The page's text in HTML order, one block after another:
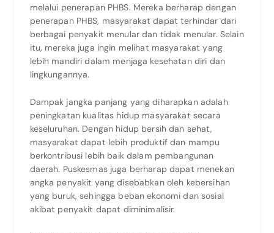
melalui penerapan PHBS. Mereka berharap dengan
penerapan PHBS, masyarakat dapat terhindar dari
berbagai penyakit menular dan tidak menular. Selain
itu, mereka juga ingin melihat masyarakat yang
lebih mandiri dalam menjaga kesehatan diri dan
lingkungannya.
Dampak jangka panjang yang diharapkan adalah
peningkatan kualitas hidup masyarakat secara
keseluruhan. Dengan hidup bersih dan sehat,
masyarakat dapat lebih produktif dan mampu
berkontribusi lebih baik dalam pembangunan
daerah. Puskesmas juga berharap dapat menekan
angka penyakit yang disebabkan oleh kebersihan
yang buruk, sehingga beban ekonomi dan sosial
akibat penyakit dapat diminimalisir.